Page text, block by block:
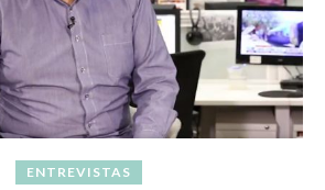
ENTREVISTAS